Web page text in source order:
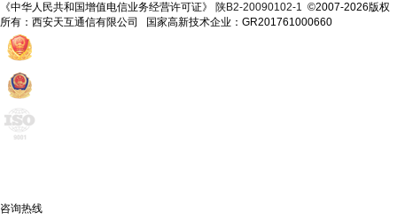
《中华人民共和国增值电信业务经营许可证》 陕B2-20090102-1 ©2007-2026版权
所有：西安天互通信有限公司 国家高新技术企业：GR201761000660
咨询热线